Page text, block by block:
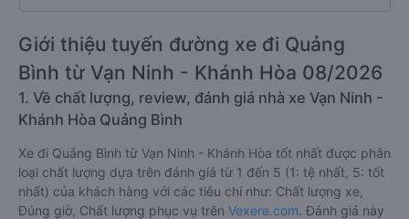
Giới thiệu tuyến đường xe đi Quảng
Bình từ Vạn Ninh - Khánh Hòa 08/2026
1. Về chất lượng, review, đánh giá nhà xe Vạn Ninh -
Khánh Hòa Quảng Bình
Xe đi Quảng Bình từ Vạn Ninh - Khánh Hòa tốt nhất được phân
loại chất lượng dựa trên đánh giá từ 1 đến 5 (1: tệ nhất, 5: tốt
nhất) của khách hàng với các tiêu chí như: Chất lượng xe,
Đúng giờ, Chất lượng phục vụ trên Vexere.com. Đánh giá này